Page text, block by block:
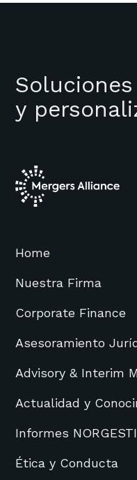
y
Home
Nuestra Firma
Corporate Finance
Asesoramiento
Advisory & Interim
Actualidad y
Informes
Ética y Conducta